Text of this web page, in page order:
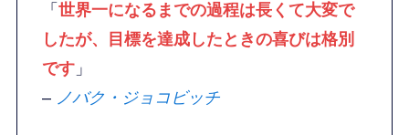
「 世界一になるまでの過程は長くて大変で
したが、目標を達成したときの喜びは格別
です」
– ノバク・ジョコビッチ